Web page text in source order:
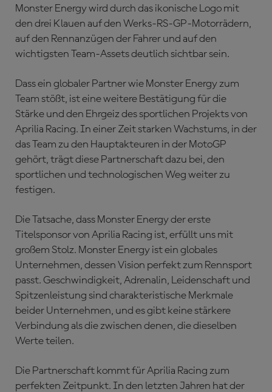
Monster Energy wird durch das ikonische Logo mit
den drei Klauen auf den Werks-RS-GP-Motorrädern,
auf den Rennanzügen der Fahrer und auf den
wichtigsten Team-Assets deutlich sichtbar sein.
Dass ein globaler Partner wie Monster Energy zum
Team stößt, ist eine weitere Bestätigung für die
Stärke und den Ehrgeiz des sportlichen Projekts von
Aprilia Racing. In einer Zeit starken Wachstums, in der
das Team zu den Hauptakteuren in der MotoGP
gehört, trägt diese Partnerschaft dazu bei, den
sportlichen und technologischen Weg weiter zu
festigen.
Die Tatsache, dass Monster Energy der erste
Titelsponsor von Aprilia Racing ist, erfüllt uns mit
großem Stolz. Monster Energy ist ein globales
Unternehmen, dessen Vision perfekt zum Rennsport
passt. Geschwindigkeit, Adrenalin, Leidenschaft und
Spitzenleistung sind charakteristische Merkmale
beider Unternehmen, und es gibt keine stärkere
Verbindung als die zwischen denen, die dieselben
Werte teilen.
Die Partnerschaft kommt für Aprilia Racing zum
perfekten Zeitpunkt. In den letzten Jahren hat der